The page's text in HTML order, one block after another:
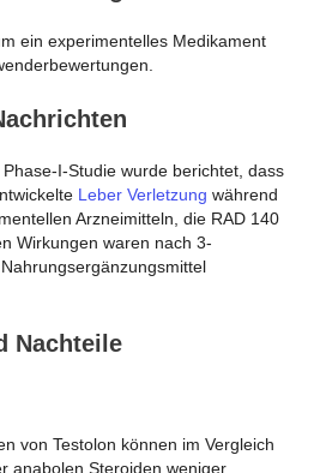
ein experimentelles Medikament
I-Studie wurde berichtet, dass
Leber Verletzung während
Arzneimitteln, die RAD 140
Wirkungen waren nach 3-
Nachteile
von Testolon können im Vergleich
anabolen Steroiden weniger